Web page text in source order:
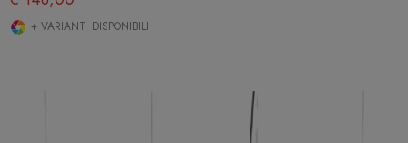
+ VARIANTI DISPONIBILI